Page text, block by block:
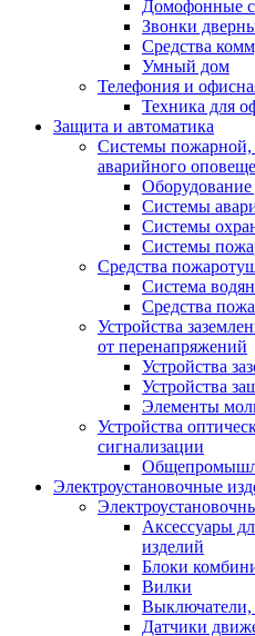
Домофонные
Звонки
Средства
Умный дом
Телефония и
Техника для
Защита и автоматика
Системы пожарной,
аварийного
Системы
Системы
Системы
Средства
Система
Средства
Устройства
от перенапряжений
Устройства
Устройства
Элементы
Устройства
сигнализации
Электроустановочные
Аксессуары
изделий
Блоки
Вилки
Выключатели,
Датчики